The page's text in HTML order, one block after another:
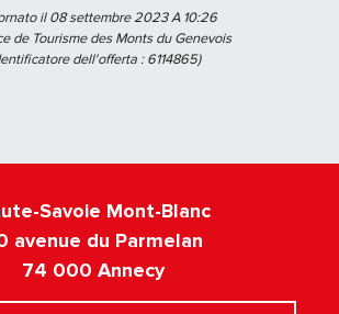
il 08 settembre 2023 A 10:26
de Tourisme des Monts du Genevois
dell'offerta :6114865)
Savoie Mont-Blanc
avenue du Parmelan
74 000 Annecy